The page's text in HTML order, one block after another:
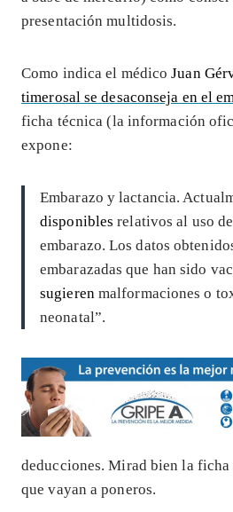
presentación multidosis.
Como indica el médicoJuan
timerosal se desaconseja en el
ficha técnica (la información
expone:
Embarazo y lactancia.
disponibles relativos al uso
embarazo. Los datos
embarazadas que han sido
sugieren malformaciones o
neonatal”.
deducciones. Mirad bien la ficha
que vayan a poneros.